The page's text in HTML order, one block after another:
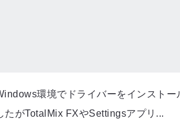
環境でドライバーをインストー
たがTotalMix FXやSettingsアプリ...